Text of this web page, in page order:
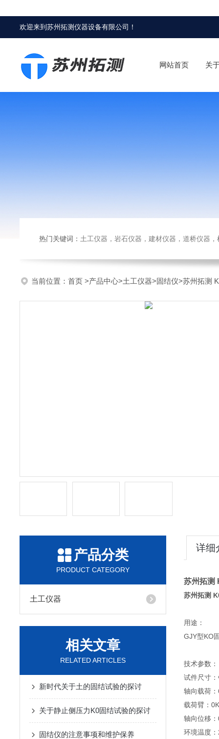
欢迎来到苏州拓测仪器设备有限公司 ！
网站首页 关
热门关键词： 土工仪器，岩石仪器，建材仪器，道桥仪器，检测
当前位置： 首页 >产品中心>土工仪器>固结仪>苏州拓测
产品分类
PRODUCT CATEGORY
土工仪器
相关文章
RELATED ARTICLES
新时代关于土的固结试验的探讨
关于静止侧压力K0固结试验的探讨
固结仪的注意事项和维护保养
详细
苏州拓测
苏州拓测
用途：
GJY型KO
技术参数：
试件尺寸
轴向载荷
载荷臂：
轴向位移
环境温度